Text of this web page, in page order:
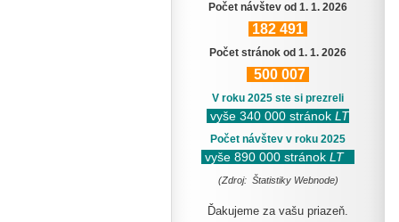
Počet návštev od 1. 1. 2026
182 491
Počet stránok od 1. 1. 2026
500 007
V roku 2025 ste si prezreli
vyše 340 000 stránok LT
Počet návštev v roku 2025
vyše 890 000 stránok LT
(Zdroj: Štatistiky Webnode)
Ďakujeme za vašu priazeň.